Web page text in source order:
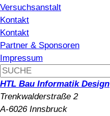
Versuchsanstalt
Kontakt
Kontakt
Partner & Sponsoren
Impressum
HTL Bau Informatik Design
Trenkwalderstraße 2
A-6026 Innsbruck